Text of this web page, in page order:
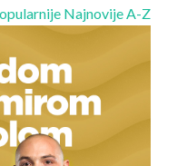
NajnovijeA-Z